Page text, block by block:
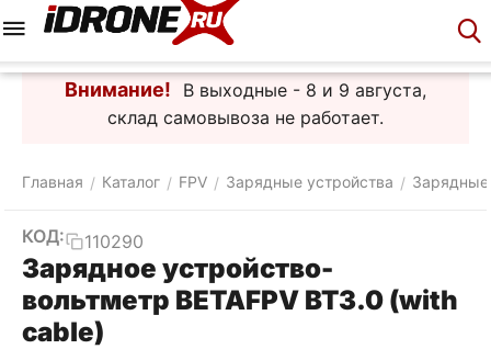
Внимание!
В выходные - 8 и 9 августа,
склад самовывоза не работает.
Главная / Каталог / FPV / Зарядные устройства / Зарядные
КОД: 110290
Зарядное устройство-
вольтметр BETAFPV BT3.0 (with
cable)
Корзина